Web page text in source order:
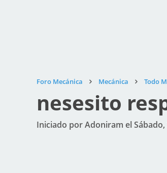
Foro Mecánica Mecánica Todo
nesesito
Iniciado por Adoniram el Sábado,